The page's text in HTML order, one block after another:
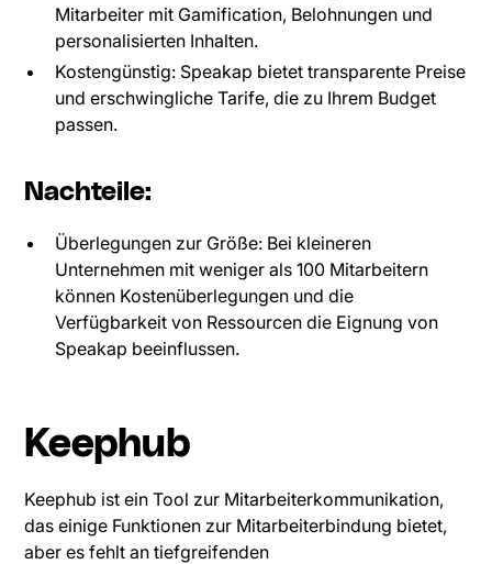
Mitarbeiter mit Gamification, Belohnungen und
personalisierten Inhalten.
Kostengünstig: Speakap bietet transparente Preise
und erschwingliche Tarife, die zu Ihrem Budget
passen.
Nachteile:
Überlegungen zur Größe: Bei kleineren
Unternehmen mit weniger als 100 Mitarbeitern
können Kostenüberlegungen und die
Verfügbarkeit von Ressourcen die Eignung von
Speakap beeinflussen.
Keephub
Keephub ist ein Tool zur Mitarbeiterkommunikation,
das einige Funktionen zur Mitarbeiterbindung bietet,
aber es fehlt an tiefgreifenden